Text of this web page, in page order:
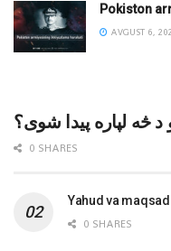
Pokiston
AVGUST 6,
د څه لپاره پیدا شوی؟
0 SHARES
Yahud va
0 SHARES